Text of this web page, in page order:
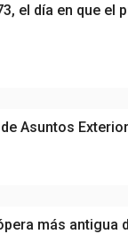
el día en que el
Asuntos
más antigua